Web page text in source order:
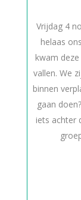
Vrijdag 4
helaas
kwam
vallen. We
binnen
gaan
iets achter